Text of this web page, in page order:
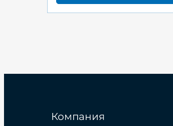
Компания